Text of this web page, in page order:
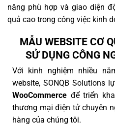
năng phù hợp và giao diện
quả cao trong công việc kinh
MẪU WEBSITE CƠ
SỬ DỤNG CÔNG
Với kinh nghiệm nhiều
website, SONQB Solutions
WooCommerce để triển
thương mại điện tử chuyên
hàng của chúng tôi.